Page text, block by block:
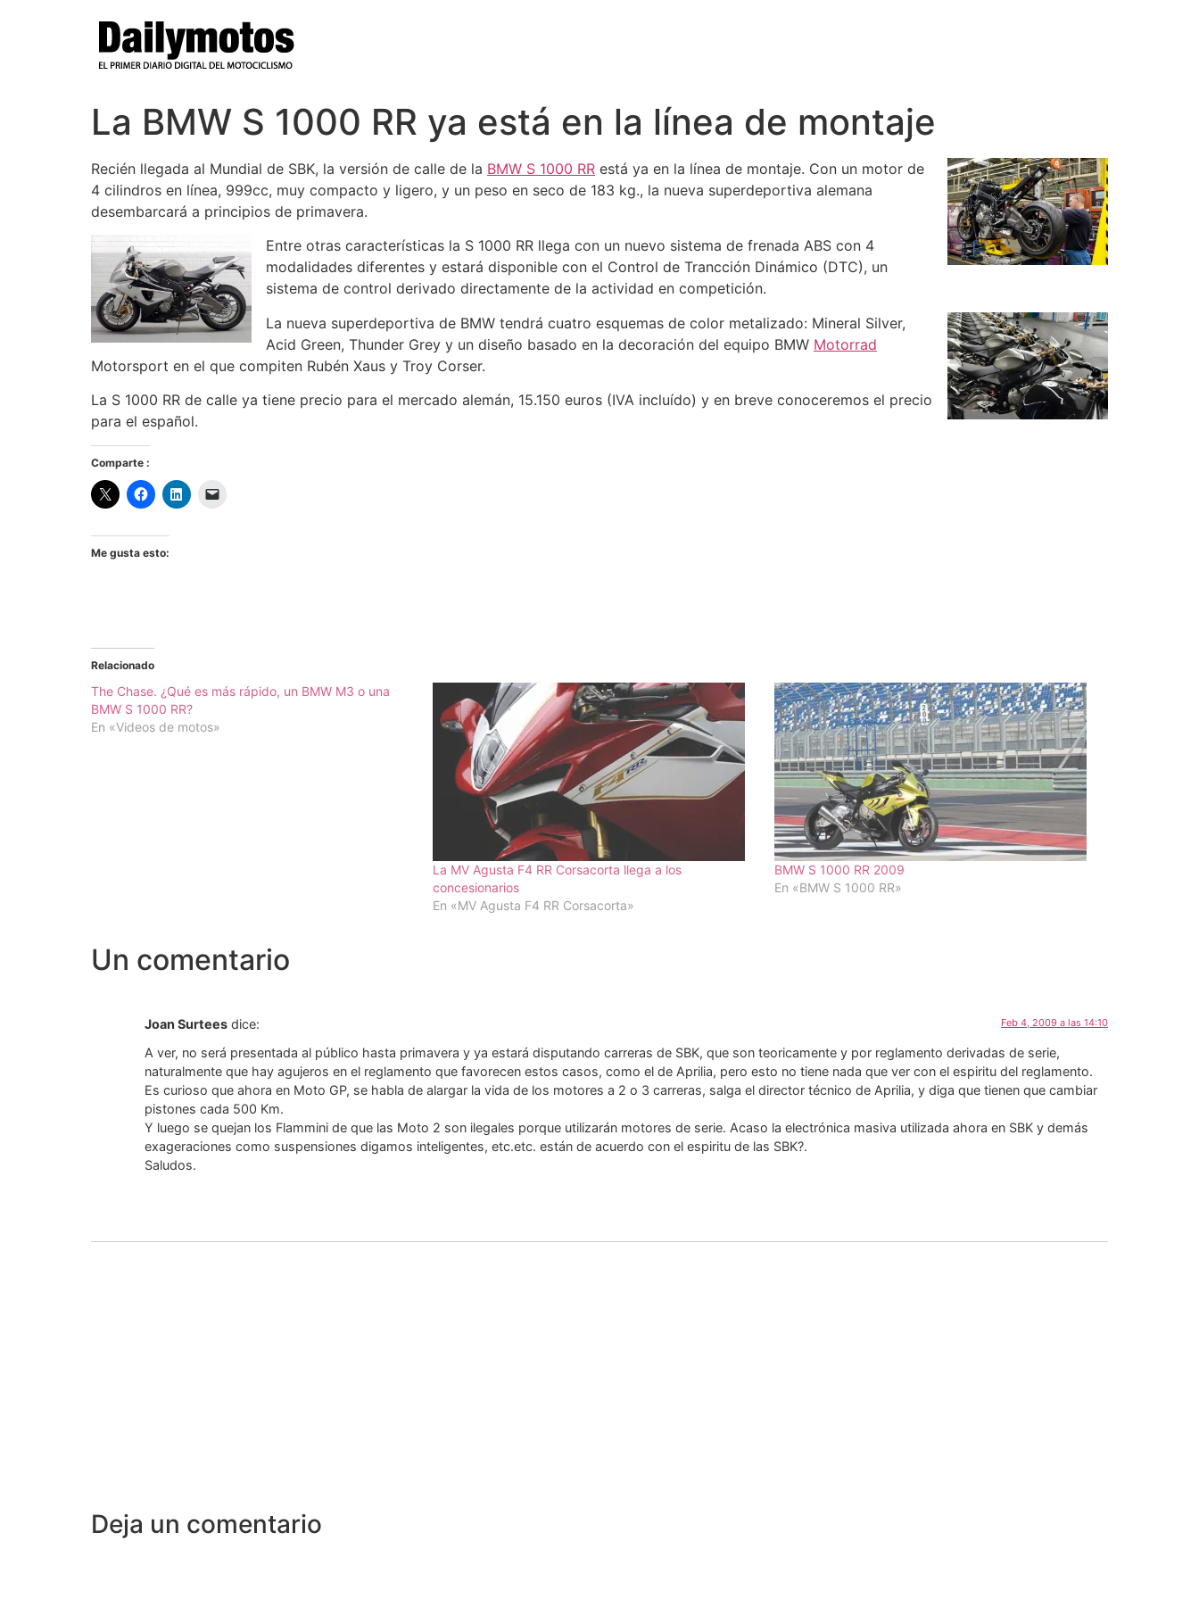
La BMW S 1000 RR ya está en la línea de montaje
Recién llegada al Mundial de SBK, la versión de calle de la BMW S 1000 RR está ya en la línea de montaje. Con un motor de
4 cilindros en línea, 999cc, muy compacto y ligero, y un peso en seco de 183 kg., la nueva superdeportiva alemana
desembarcará a principios de primavera.
Entre otras características la S 1000 RR llega con un nuevo sistema de frenada ABS con 4
modalidades diferentes y estará disponible con el Control de Trancción Dinámico (DTC), un
sistema de control derivado directamente de la actividad en competición.
La nueva superdeportiva de BMW tendrá cuatro esquemas de color metalizado: Mineral Silver,
Acid Green, Thunder Grey y un diseño basado en la decoración del equipo BMW Motorrad
Motorsport en el que compiten Rubén Xaus y Troy Corser.
La S 1000 RR de calle ya tiene precio para el mercado alemán, 15.150 euros (IVA incluído) y en breve conoceremos el precio
para el español.
Comparte :
Me gusta esto:
Relacionado
The Chase. ¿Qué es más rápido, un BMW M3 o una
BMW S 1000 RR?
En «Videos de motos»
La MV Agusta F4 RR Corsacorta llega a los
concesionarios
En «MV Agusta F4 RR Corsacorta»
BMW S 1000 RR 2009
En «BMW S 1000 RR»
Un comentario
Joan Surtees dice: Feb 4, 2009 a las 14:10
A ver, no será presentada al público hasta primavera y ya estará disputando carreras de SBK, que son teoricamente y por reglamento derivadas de serie,
naturalmente que hay agujeros en el reglamento que favorecen estos casos, como el de Aprilia, pero esto no tiene nada que ver con el espiritu del reglamento.
Es curioso que ahora en Moto GP, se habla de alargar la vida de los motores a 2 o 3 carreras, salga el director técnico de Aprilia, y diga que tienen que cambiar
pistones cada 500 Km.
Y luego se quejan los Flammini de que las Moto 2 son ilegales porque utilizarán motores de serie. Acaso la electrónica masiva utilizada ahora en SBK y demás
exageraciones como suspensiones digamos inteligentes, etc.etc. están de acuerdo con el espiritu de las SBK?.
Saludos.
Deja un comentario